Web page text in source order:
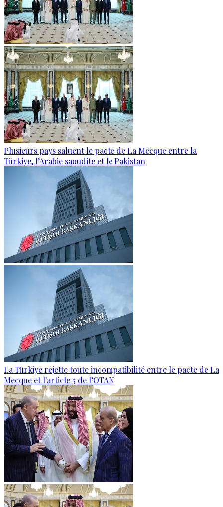
Plusieurs pays saluent le pacte de La Mecque entre la
Türkiye, l’Arabie saoudite et le Pakistan
La Türkiye rejette toute incompatibilité entre le pacte de La
Mecque et l'article 5 de l’OTAN